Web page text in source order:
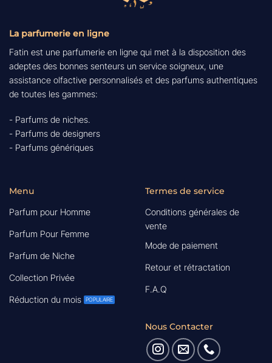
La parfumerie en ligne
Fatin est une parfumerie en ligne qui met à la disposition des
adeptes des bonnes senteurs un service soigneux, une
assistance olfactive personnalisés et des parfums authentiques
de toutes les gammes:
- Parfums de niches.
- Parfums de designers
- Parfums génériques
Menu
Parfum pour Homme
Parfum Pour Femme
Parfum de Niche
Collection Privée
Réduction du mois
Termes de service
Conditions générales de
vente
Mode de paiement
Retour et rétractation
F.A.Q
Nous Contacter